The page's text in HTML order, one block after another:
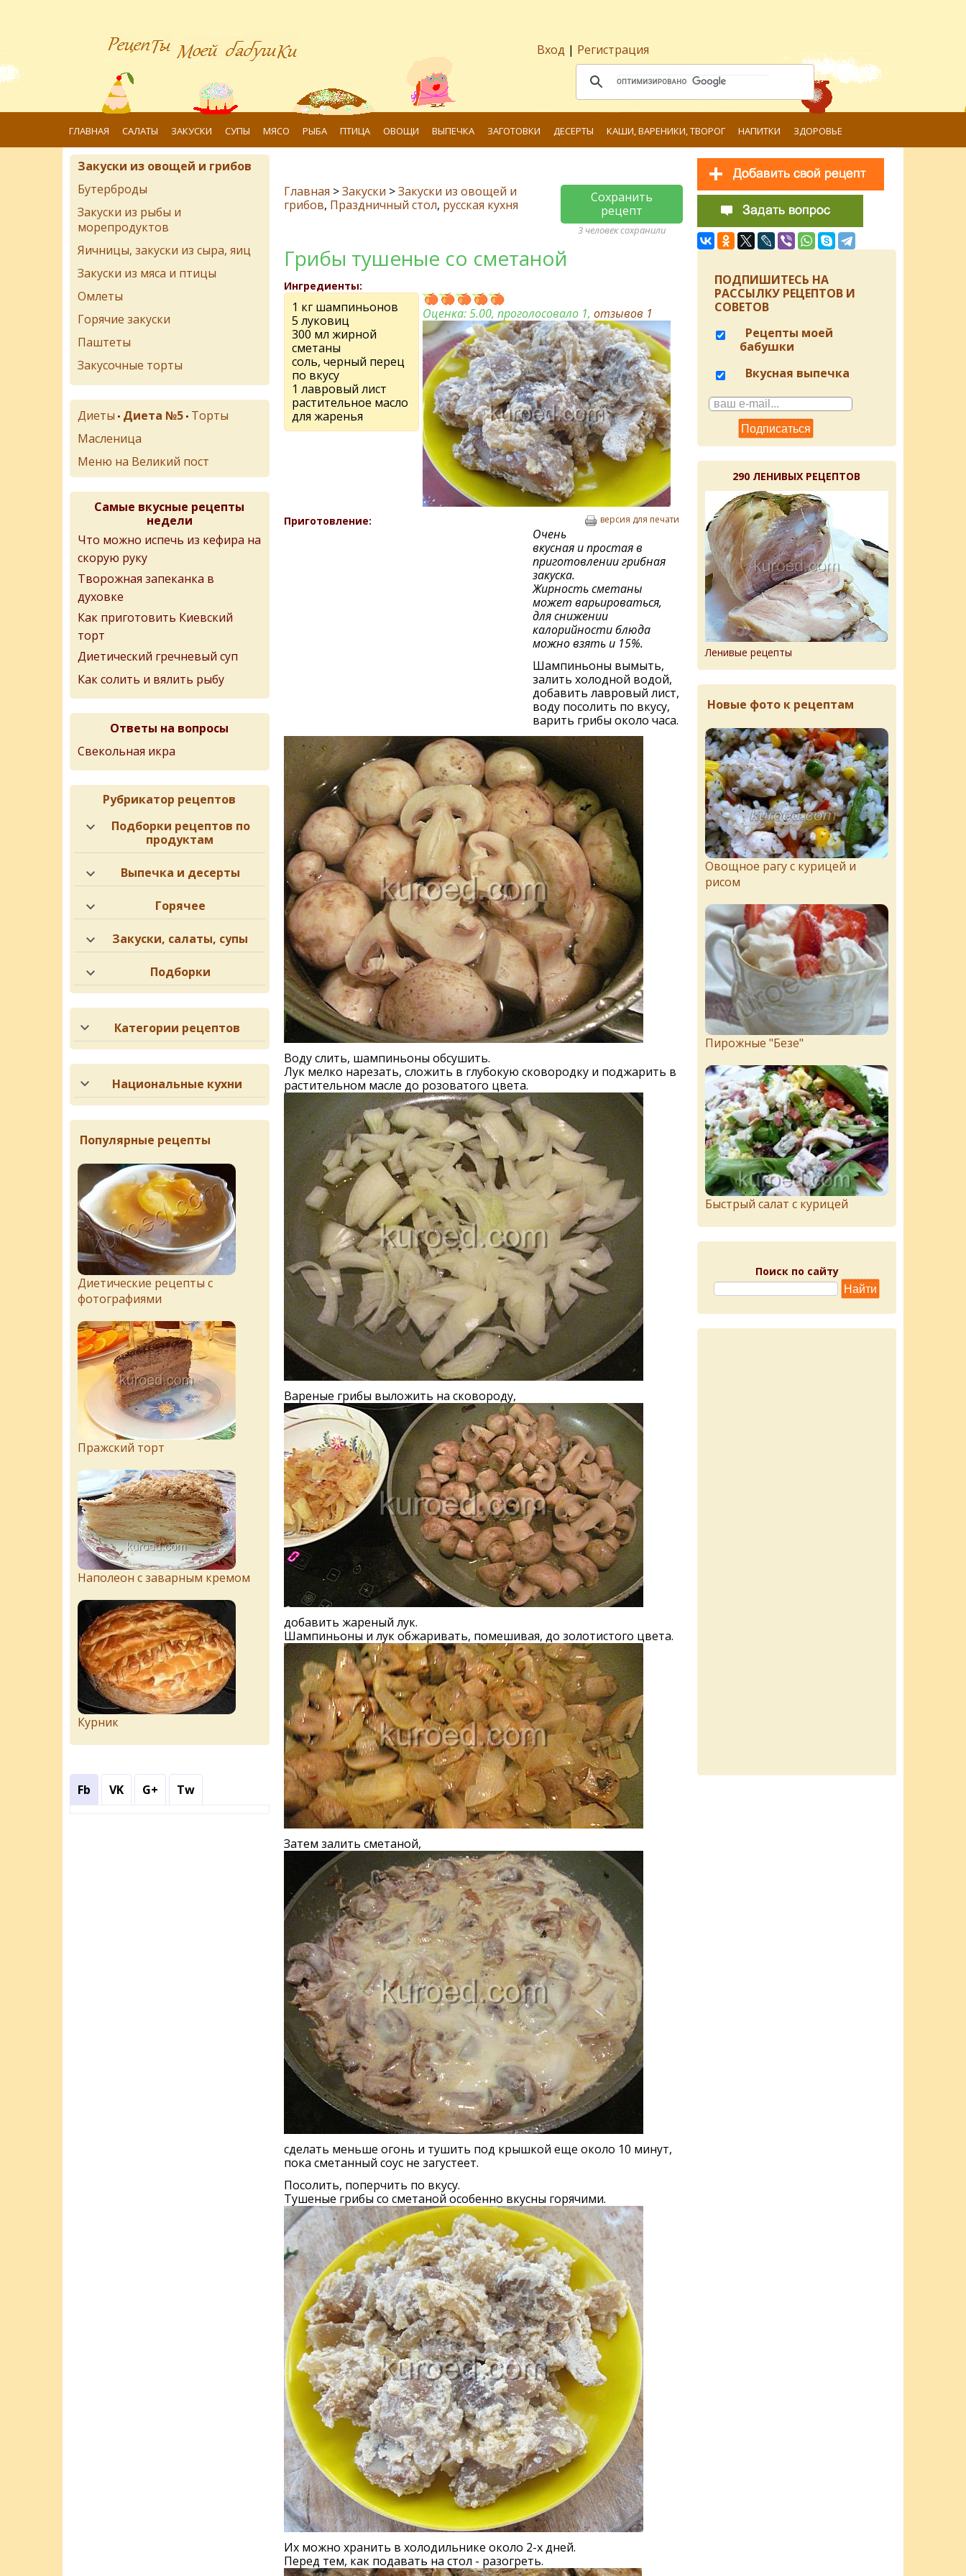
Вход | Регистрация
ГЛАВНАЯ САЛАТЫ ЗАКУСКИ СУПЫ МЯСО РЫБА ПТИЦА ОВОЩИ ВЫПЕЧКА ЗАГОТОВКИ ДЕСЕРТЫ КАШИ, ВАРЕНИКИ, ТВОРОГ НАПИТКИ ЗДОРОВЬЕ
Главная >Закуски >Закуски из овощей и
грибов, Праздничный стол, русская кухня
Сохранить
рецепт
3 человек сохранили
Грибы тушеные со сметаной
Ингредиенты:
1 кг шампиньонов
5 луковиц
300 мл жирной
сметаны
соль, черный перец
по вкусу
1 лавровый лист
растительное масло
для жаренья
Оценка:5.00, проголосовало 1,отзывов 1
Приготовление: версия для печати
Очень
вкусная и простая в
приготовлении грибная
закуска.
Жирность сметаны
может варьироваться,
для снижении
калорийности блюда
можно взять и 15%.
Шампиньоны вымыть,
залить холодной водой,
добавить лавровый лист,
воду посолить по вкусу,
варить грибы около часа.
Воду слить, шампиньоны обсушить.
Лук мелко нарезать, сложить в глубокую сковородку и поджарить в
растительном масле до розоватого цвета.
Вареные грибы выложить на сковороду,
добавить жареный лук.
Шампиньоны и лук обжаривать, помешивая, до золотистого цвета.
Затем залить сметаной,
сделать меньше огонь и тушить под крышкой еще около 10 минут,
пока сметанный соус не загустеет.
Посолить, поперчить по вкусу.
Тушеные грибы со сметаной особенно вкусны горячими.
Их можно хранить в холодильнике около 2-х дней.
Перед тем, как подавать на стол - разогреть.
Закуски из овощей и грибов
Бутерброды
Закуски из рыбы и
морепродуктов
Яичницы, закуски из сыра, яиц
Закуски из мяса и птицы
Омлеты
Горячие закуски
Паштеты
Закусочные торты
Диеты • Диета №5 • Торты
Масленица
Меню на Великий пост
Самые вкусные рецепты
недели
Что можно испечь из кефира на
скорую руку
Творожная запеканка в
духовке
Как приготовить Киевский
торт
Диетический гречневый суп
Как солить и вялить рыбу
Ответы на вопросы
Свекольная икра
Рубрикатор рецептов
Подборки рецептов по
продуктам
Выпечка и десерты
Горячее
Закуски, салаты, супы
Подборки
Категории рецептов
Национальные кухни
Популярные рецепты
Диетические рецепты с
фотографиями
Пражский торт
Наполеон с заварным кремом
Курник
Fb VK G+ Tw
ПОДПИШИТЕСЬ НА
РАССЫЛКУ РЕЦЕПТОВ И
СОВЕТОВ
Рецепты моей
бабушки
Вкусная выпечка
290 ЛЕНИВЫХ РЕЦЕПТОВ
Ленивые рецепты
Новые фото к рецептам
Овощное рагу с курицей и
рисом
Пирожныe "Бeзe"
Быстрый салат с курицей
Поиск по сайту